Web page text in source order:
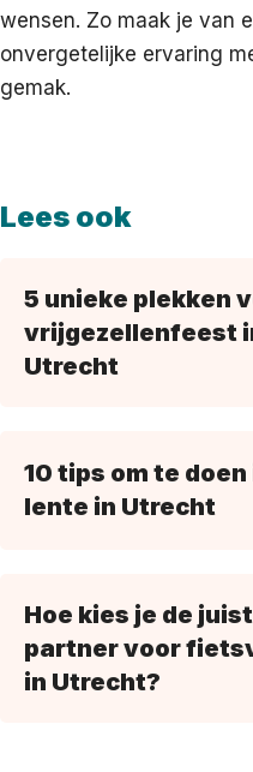
wensen. Zo maak je van
onvergetelijke ervaring
gemak.
Lees ook
5 unieke plekken
vrijgezellenfeest
Utrecht
10 tips om te doen
lente in Utrecht
Hoe kies je de
partner voor
in Utrecht?